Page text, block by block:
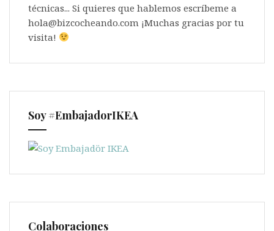
técnicas... Si quieres que hablemos escríbeme a
hola@bizcocheando.com ¡Muchas gracias por tu
visita!
Soy #EmbajadorIKEA
Colaboraciones